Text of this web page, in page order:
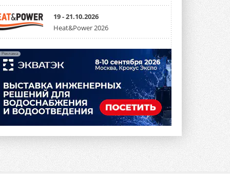
19 - 21.10.2026
Heat&Power 2026
Реклама